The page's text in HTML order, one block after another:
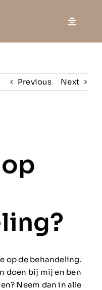
Previous Next
op de behandeling.
doen bij mij en ben
Neem dan in alle